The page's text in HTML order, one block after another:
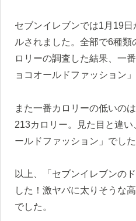
セブンイレブンでは1月19
ルされました。全部で6種
ロリーの調査した結果、一
ョコオールドファッション
また一番カロリーの低いの
213カロリー。見た目と違
ールドファッション」でした
以上、「セブンイレブンの
した！激ヤバに太りそうな
でした。